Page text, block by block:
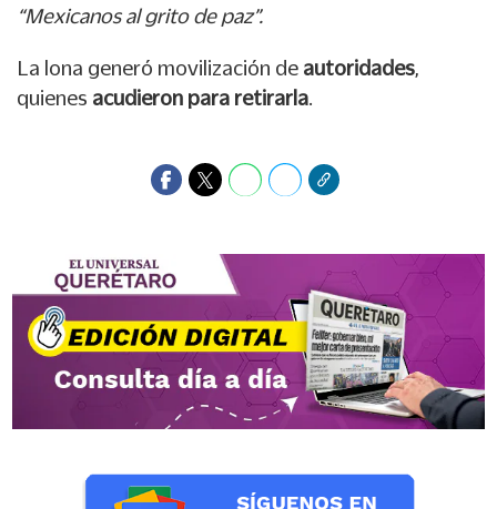
“Mexicanos al grito de paz”.
La lona generó movilización de autoridades,
quienes acudieron para retirarla.